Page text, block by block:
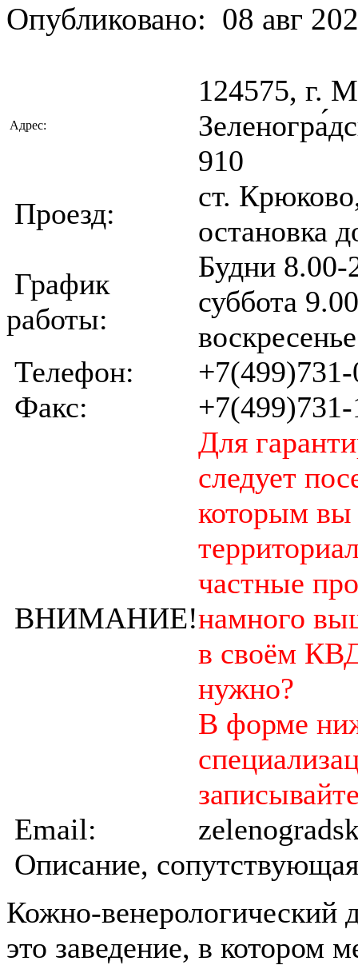
Опубликовано: 08 авг
Адрес:
124575, г.
910
Проезд:
ст.
остановка
График
работы:
Будни 8.00-
суббота
Телефон:
Факс:
ВНИМАНИЕ!
Для
следует
которым
частные
намного
в своём
нужно?
В форме
Email:
Описание,
Кожно-венерологический
это заведение, в котором